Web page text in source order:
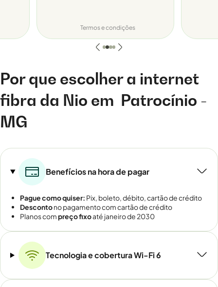
Termos e condições
Por que escolher a internet
fibra da Nio em Patrocínio -
MG
Benefícios na hora de pagar
Pague como quiser: Pix, boleto, débito, cartão de crédito
Descontono pagamento com cartão de crédito
Planos compreço fixoaté janeiro de 2030
Tecnologia e cobertura Wi-Fi 6